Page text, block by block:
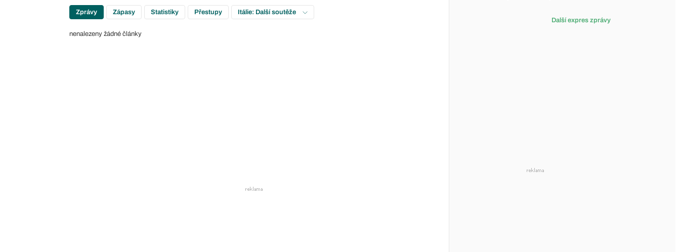
Zprávy Zápasy Statistiky Přestupy Itálie: Další soutěže
nenalezeny žádné články
Další expres zprávy